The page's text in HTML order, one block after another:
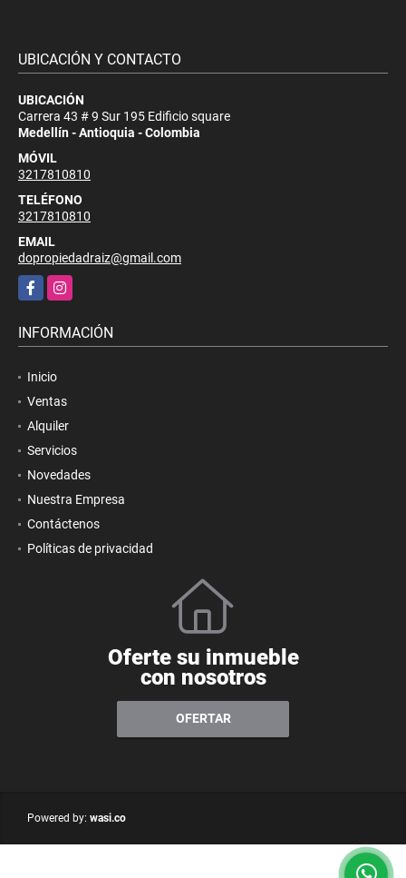
UBICACIÓN Y CONTACTO
UBICACIÓN
Carrera 43 # 9 Sur 195 Edificio square
Medellín - Antioquia - Colombia
MÓVIL
3217810810
TELÉFONO
3217810810
EMAIL
dopropiedadraiz@gmail.com
FacebookInstagram
INFORMACIÓN
Inicio
Ventas
Alquiler
Servicios
Novedades
Nuestra Empresa
Contáctenos
Políticas de privacidad
Oferte su inmueble
con nosotros
OFERTAR
Powered by: wasi.co